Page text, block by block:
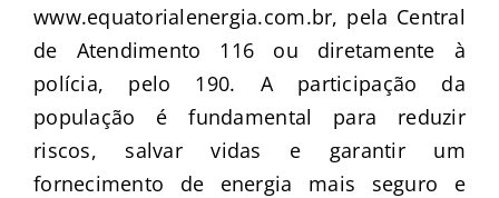
www.equatorialenergia.com.br, pela Central
de Atendimento 116 ou diretamente à
polícia, pelo 190. A participação da
população é fundamental para reduzir
riscos, salvar vidas e garantir um
fornecimento de energia mais seguro e